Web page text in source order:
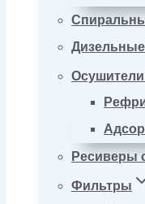
Осушители
Ресиверы
Фильтры